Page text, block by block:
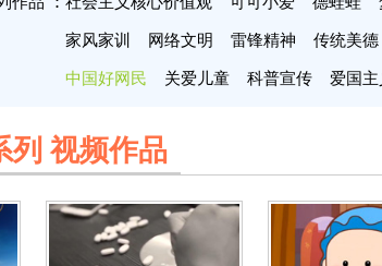
家风家训 网络文明 雷锋精神 传统美德
中国好网民 关爱儿童 科普宣传 爱国主
列 视频作品